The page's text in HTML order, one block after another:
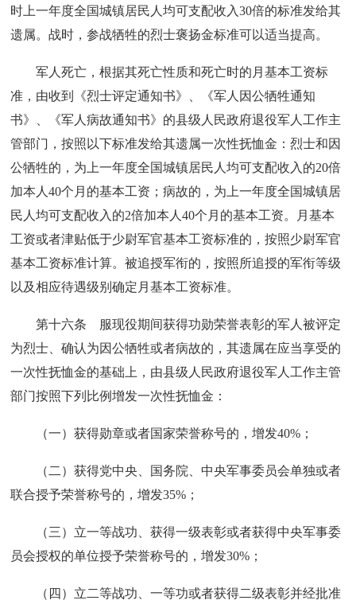
时上一年度全国城镇居民人均可支配收入30倍的标准发给其
遗属。战时，参战牺牲的烈士褒扬金标准可以适当提高。
军人死亡，根据其死亡性质和死亡时的月基本工资标
准，由收到《烈士评定通知书》、《军人因公牺牲通知
书》、《军人病故通知书》的县级人民政府退役军人工作主
管部门，按照以下标准发给其遗属一次性抚恤金：烈士和因
公牺牲的，为上一年度全国城镇居民人均可支配收入的20倍
加本人40个月的基本工资；病故的，为上一年度全国城镇居
民人均可支配收入的2倍加本人40个月的基本工资。月基本
工资或者津贴低于少尉军官基本工资标准的，按照少尉军官
基本工资标准计算。被追授军衔的，按照所追授的军衔等级
以及相应待遇级别确定月基本工资标准。
第十六条 服现役期间获得功勋荣誉表彰的军人被评定
为烈士、确认为因公牺牲或者病故的，其遗属在应当享受的
一次性抚恤金的基础上，由县级人民政府退役军人工作主管
部门按照下列比例增发一次性抚恤金：
（一）获得勋章或者国家荣誉称号的，增发40%；
（二）获得党中央、国务院、中央军事委员会单独或者
联合授予荣誉称号的，增发35%；
（三）立一等战功、获得一级表彰或者获得中央军事委
员会授权的单位授予荣誉称号的，增发30%；
（四）立二等战功、一等功或者获得二级表彰并经批准